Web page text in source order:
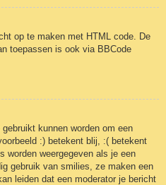
op te maken met HTML code. De
toepassen is ook via BBCode
kunnen worden om een
:) betekent blij, :( betekent
worden weergegeven als je een
gebruik van smilies, ze maken een
leiden dat een moderator je bericht